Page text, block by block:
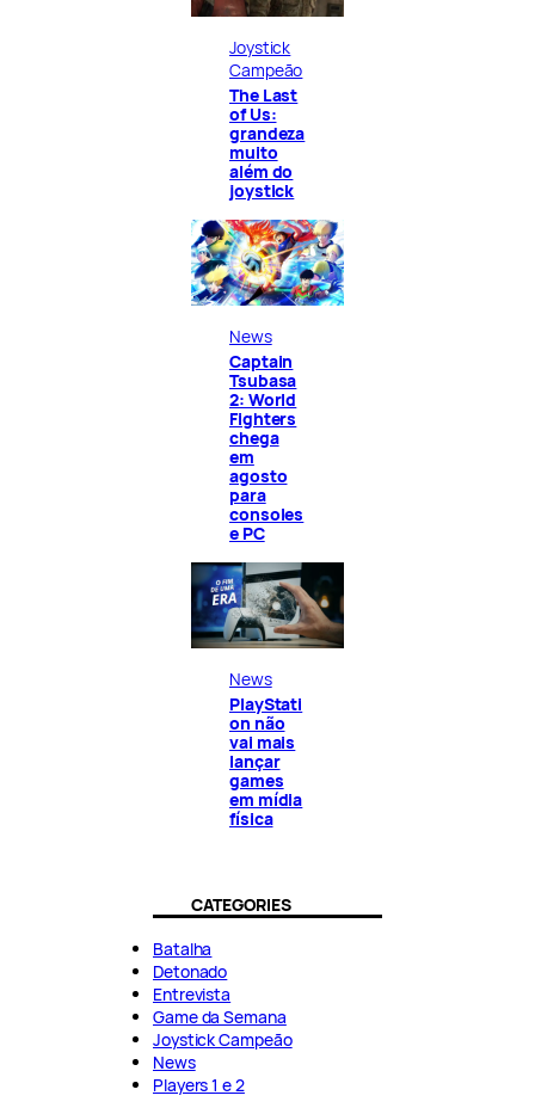
Joystick
Campeão
The Last
of Us:
grandeza
muito
além do
joystick
News
Captain
Tsubasa
2: World
Fighters
chega
em
agosto
para
consoles
e PC
News
PlayStati
on não
vai mais
lançar
games
em mídia
física
CATEGORIES
Batalha
Detonado
Entrevista
Game da Semana
Joystick Campeão
News
Players 1 e 2